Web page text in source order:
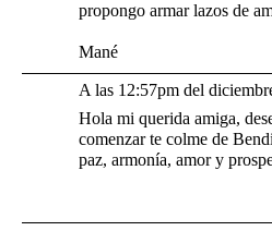
propongo armar lazos de
Mané
A las 12:57pm del
Hola mi querida amiga,
comenzar te colme de
paz, armonía, amor y